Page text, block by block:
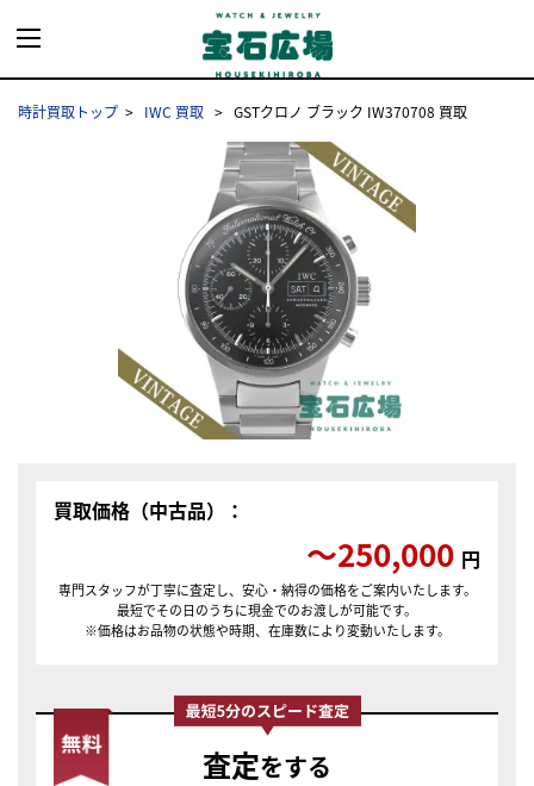
時計買取トップ IWC 買取 GSTクロノ ブラック IW370708 買取
買取価格（中古品）：
〜250,000 円
専門スタッフが丁寧に査定し、安心・納得の価格をご案内いたします。
最短でその日のうちに現金でのお渡しが可能です。
※価格はお品物の状態や時期、在庫数により変動いたします。
査定をする